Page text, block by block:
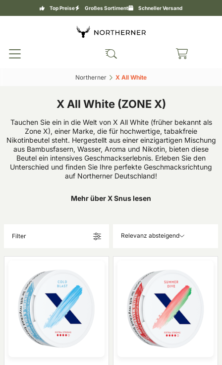
Top Preise Großes Sortiment Schneller Versand
Northerner‎ X All White‎
X All White (ZONE X)
Tauchen Sie ein in die Welt von X All White (früher bekannt als
Zone X), einer Marke, die für hochwertige, tabakfreie
Nikotinbeutel steht. Hergestellt aus einer einzigartigen Mischung
aus Bambusfasern, Wasser, Aroma und Nikotin, bieten diese
Beutel ein intensives Geschmackserlebnis. Erleben Sie den
Unterschied und finden Sie Ihre perfekte Geschmacksrichtung
auf Northerner Deutschland!
Mehr über X Snus lesen
Filter Relevanz absteigend